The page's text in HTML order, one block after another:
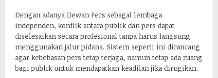
Dengan adanya Dewan Pers sebagai lembaga
independen, konflik antara publik dan pers dapat
diselesaikan secara profesional tanpa harus langsung
menggunakan jalur pidana. Sistem seperti ini dirancang
agar kebebasan pers tetap terjaga, namun tetap ada ruang
bagi publik untuk mendapatkan keadilan jika dirugikan.